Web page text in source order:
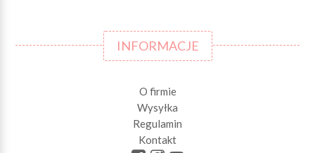
INFORMACJE
O firmie
Wysyłka
Regulamin
Kontakt